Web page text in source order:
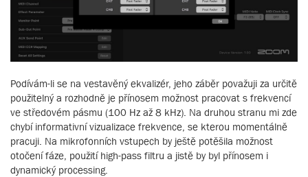
Podívám-li se na vestavěný ekvalizér, jeho záběr považuji za určitě
použitelný a rozhodně je přínosem možnost pracovat s frekvencí
ve středovém pásmu (100 Hz až 8 kHz). Na druhou stranu mi zde
chybí informativní vizualizace frekvence, se kterou momentálně
pracuji. Na mikrofonních vstupech by ještě potěšila možnost
otočení fáze, použití high-pass filtru a jistě by byl přínosem i
dynamický processing.